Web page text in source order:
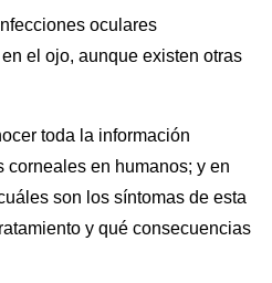
oculares
el ojo, aunque existen otras
toda la información
corneales en humanos; y en
son los síntomas de esta
y qué consecuencias